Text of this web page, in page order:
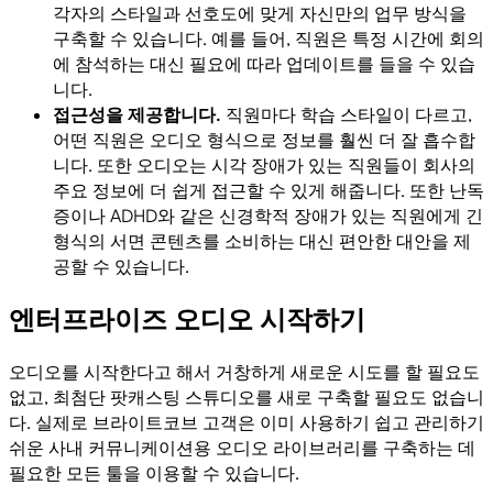
각자의 스타일과 선호도에 맞게 자신만의 업무 방식을
구축할 수 있습니다. 예를 들어, 직원은 특정 시간에 회의
에 참석하는 대신 필요에 따라 업데이트를 들을 수 있습
니다.
접근성을 제공합니다. 직원마다 학습 스타일이 다르고,
어떤 직원은 오디오 형식으로 정보를 훨씬 더 잘 흡수합
니다. 또한 오디오는 시각 장애가 있는 직원들이 회사의
주요 정보에 더 쉽게 접근할 수 있게 해줍니다. 또한 난독
증이나 ADHD와 같은 신경학적 장애가 있는 직원에게 긴
형식의 서면 콘텐츠를 소비하는 대신 편안한 대안을 제
공할 수 있습니다.
엔터프라이즈 오디오 시작하기
오디오를 시작한다고 해서 거창하게 새로운 시도를 할 필요도
없고, 최첨단 팟캐스팅 스튜디오를 새로 구축할 필요도 없습니
다. 실제로 브라이트코브 고객은 이미 사용하기 쉽고 관리하기
쉬운 사내 커뮤니케이션용 오디오 라이브러리를 구축하는 데
필요한 모든 툴을 이용할 수 있습니다.